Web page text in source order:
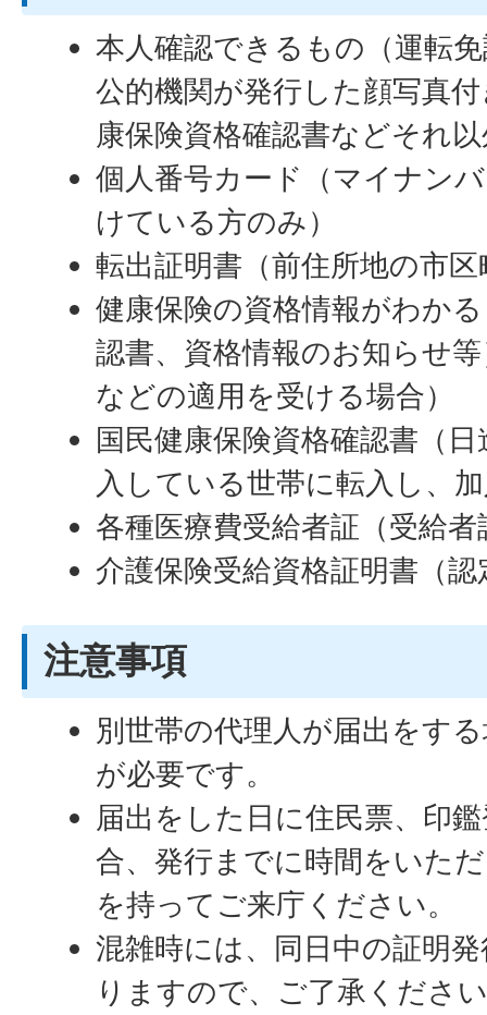
本人確認できるもの（運転
公的機関が発行した顔写真
康保険資格確認書などそれ
個人番号カード（マイナン
けている方のみ）
転出証明書（前住所地の市
健康保険の資格情報がわか
認書、資格情報のお知らせ
などの適用を受ける場合）
国民健康保険資格確認書（
入している世帯に転入し、
各種医療費受給者証（受給
介護保険受給資格証明書（
注意事項
別世帯の代理人が届出をす
が必要です。
届出をした日に住民票、印
合、発行までに時間をいた
を持ってご来庁ください。
混雑時には、同日中の証明
りますので、ご了承くださ